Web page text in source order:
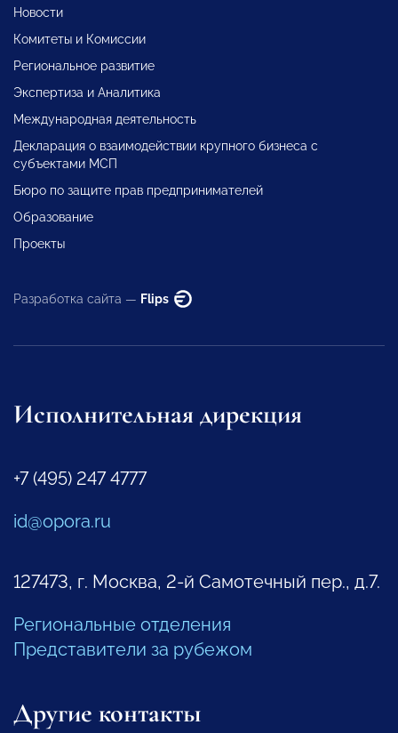
Новости
Комитеты и Комиссии
Региональное развитие
Экспертиза и Аналитика
Международная деятельность
Декларация о взаимодействии крупного бизнеса с
субъектами МСП
Бюро по защите прав предпринимателей
Образование
Проекты
Разработка сайта — Flips
Исполнительная дирекция
+7 (495) 247 4777
id@opora.ru
127473, г. Москва, 2-й Самотечный пер., д.7.
Региональные отделения
Представители за рубежом
Другие контакты